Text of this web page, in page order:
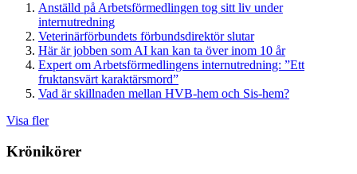
Anställd på Arbetsförmedlingen tog sitt liv under
internutredning
Veterinärförbundets förbundsdirektör slutar
Här är jobben som AI kan kan ta över inom 10 år
Expert om Arbetsförmedlingens internutredning: ”Ett
fruktansvärt karaktärsmord”
Vad är skillnaden mellan HVB-hem och Sis-hem?
Visa fler
Krönikörer